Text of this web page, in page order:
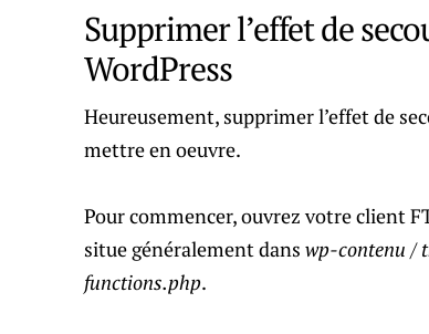
Supprimer l’effet de
WordPress
Heureusement, supprimer l’effet de
mettre en oeuvre.
Pour commencer, ouvrez votre client
situe généralement dans wp-contenu /
functions.php.